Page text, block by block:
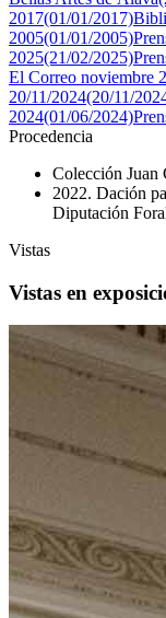
2017(01/01/2017)
2005(01/01/2005)
2025(21/02/2025)
El Correo noviembre
20/11/2024(20/11/
2024(01/06/2024)
Procedencia
Colección Juan
2022. Dación
Diputación
Vistas
Vistas en